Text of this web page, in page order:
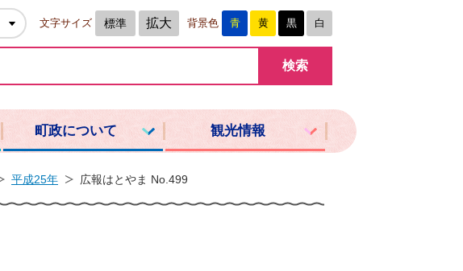
文字サイズ 標準 拡大 背景色 青 黄 黒 白
町政について 観光情報
平成25年 広報はとやま No.499